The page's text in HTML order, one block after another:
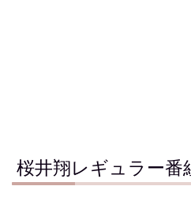
桜井翔レギュラー番